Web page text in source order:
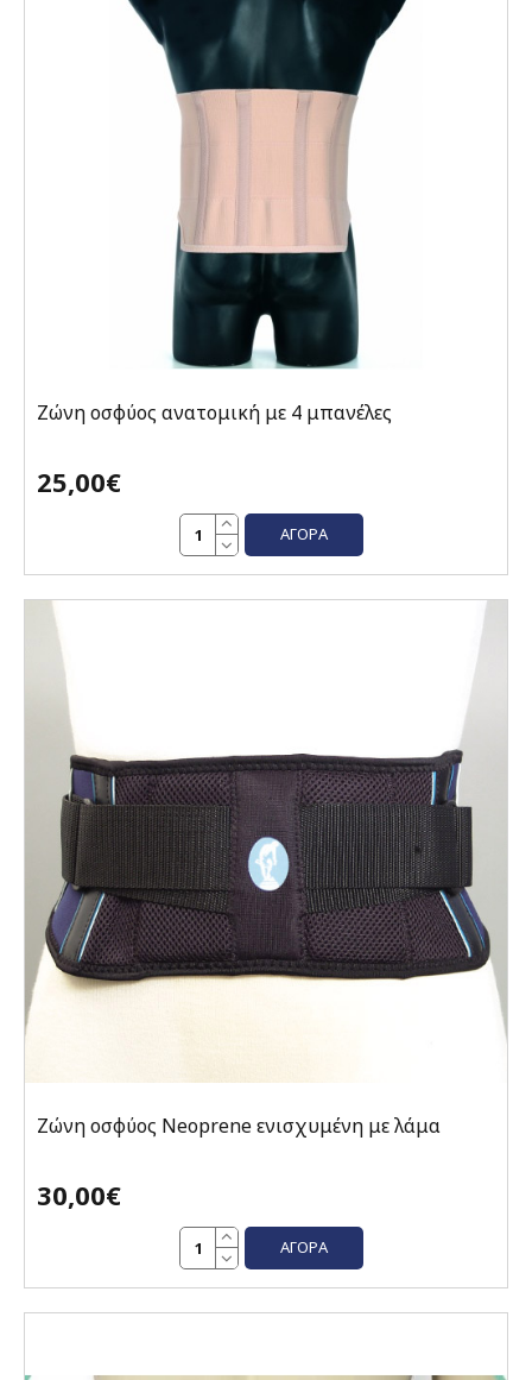
Ζώνη οσφύος ανατομική με 4 μπανέλες
25,00€
ΑΓΟΡΆ
Ζώνη οσφύος Neoprene ενισχυμένη με λάμα
30,00€
ΑΓΟΡΆ